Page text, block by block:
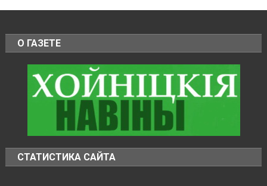
О ГАЗЕТЕ
СТАТИСТИКА САЙТА